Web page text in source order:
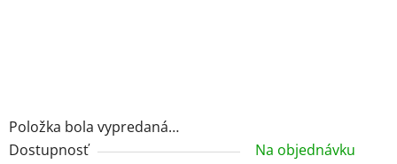
Položka bola vypredaná…
Dostupnosť
Na objednávku